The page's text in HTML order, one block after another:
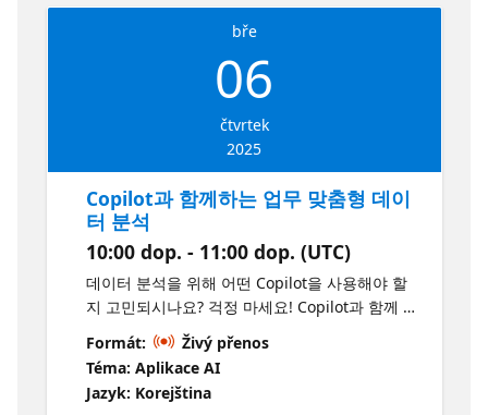
있는 인사이트를 손쉽게 도출할 수 있습니다.
Learning Objective Azure Databricks 소개
Azure Databricks의 핵심 기술 Azure
Databricks를 사용하여 e2e 데이터 파이프라인
https://learn.microsoft.com/en-
us/azure/architecture/solution-
analytics-architecture
https://learn.microsoft.com/en-
us/azure/databricks/getting-started/data-
pipeline-get-started
https://learn.microsoft.com/en-
started/lakehouse-e2e?
source=recommendations
bře
06
čtvrtek
2025
Copilot과 함께하는 업무 맞춤형 데이
터 분석
10:00 dop. - 11:00 dop. (UTC)
데이터 분석을 위해 어떤 Copilot을 사용해야 할
지 고민되시나요? 걱정 마세요! Copilot과 함께 상
황별로 데이터를 똑똑하게 분석하는 방법을 알아
봅니다. Microsoft Excel을 활용한 기본 데이터
분석부터 Power BI를 통한 대시보드 분석, 그리
고 Microsoft Fabric에서 고도화된 데이터 분석
Formát:
Živý přenos
Téma: Aplikace AI
Jazyk: Korejština